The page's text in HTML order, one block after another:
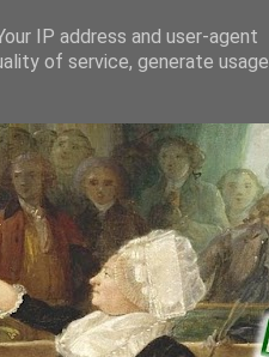
IP address and user-agent
of service, generate usage